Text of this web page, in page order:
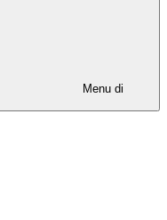
Menu di